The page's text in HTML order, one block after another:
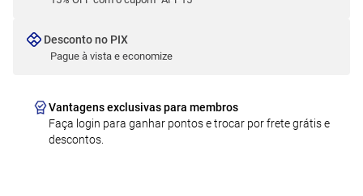
Desconto no PIX
Pague à vista e economize
Vantagens exclusivas para membros
Faça login para ganhar pontos e trocar por frete grátis e
descontos.